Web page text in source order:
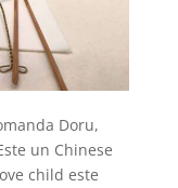
Doru,
un Chinese
child este